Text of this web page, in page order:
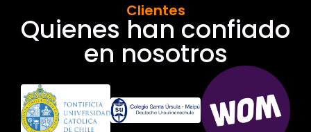
Clientes
Quienes han confiado
en nosotros